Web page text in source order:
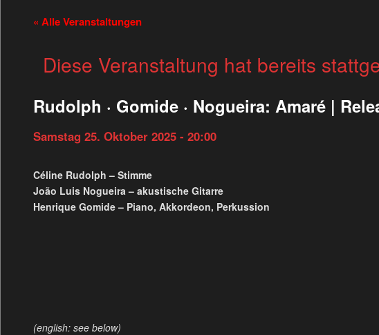
« Alle Veranstaltungen
Diese Veranstaltung hat bereits
Rudolph · Gomide · Nogueira: Amaré |
Samstag 25. Oktober 2025 - 20:00
Céline Rudolph – Stimme
João Luis Nogueira – akustische Gitarre
Henrique Gomide – Piano, Akkordeon, Perkussion
(english: see below)